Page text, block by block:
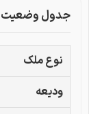
جدول وضعیت
نوع ملک
ودیعه